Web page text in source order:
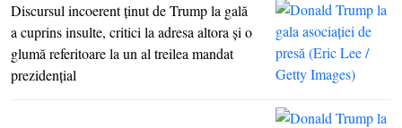
Discursul incoerent ţinut de Trump la gală
a cuprins insulte, critici la adresa altora şi o
glumă referitoare la un al treilea mandat
prezidenţial